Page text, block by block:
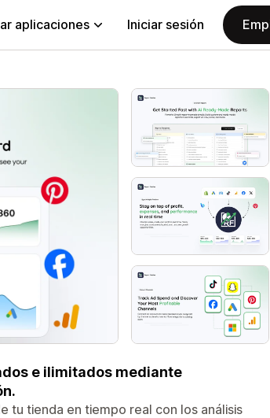
aplicaciones Iniciar sesión
e ilimitados mediante
tu tienda en tiempo real con los análisis